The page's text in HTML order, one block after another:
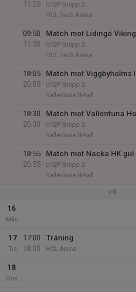
11:25
U12P Grupp 2
HCL Tech Arena
09:50
11:50
Match mot Lidingö
U12P Grupp 2
HCL Tech Arena
18:05
20:05
Match mot Viggbyholms
U12P Grupp 2
Vallentuna B-hall
18:30
20:30
Match mot Vallentuna
U12P Grupp 2
Vallentuna B-hall
18:55
20:55
Match mot Nacka HK gul
U12P Grupp 2
Vallentuna B-hall
v.8
16
Mån
17
Tis
17:00
18:00
Träning
HCL Arena
18
Ons